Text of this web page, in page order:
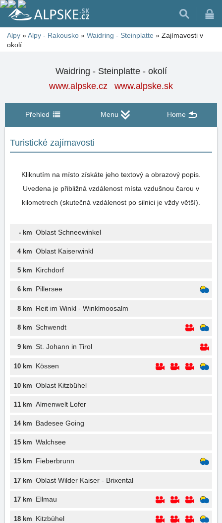
Alpy »Alpy - Rakousko » Waidring - Steinplatte » Zajímavosti v
okolí
Waidring - Steinplatte - okolí
www.alpske.cz
www.alpske.sk
Přehled Menu Home
Turistické zajímavosti
Kliknutím na místo získáte jeho textový a obrazový popis.
Uvedena je přibližná vzdálenost místa vzdušnou čarou v
kilometrech (skutečná vzdálenost po silnici je vždy větší).
- km Oblast Schneewinkel
4 km Oblast Kaiserwinkl
5 km Kirchdorf
6 km Pillersee
8 km Reit im Winkl - Winklmoosalm
8 km Schwendt
9 km St. Johann in Tirol
10 km Kössen
10 km Oblast Kitzbühel
11 km Almenwelt Lofer
14 km Badesee Going
15 km Walchsee
15 km Fieberbrunn
17 km Oblast Wilder Kaiser - Brixental
17 km Ellmau
18 km Kitzbühel